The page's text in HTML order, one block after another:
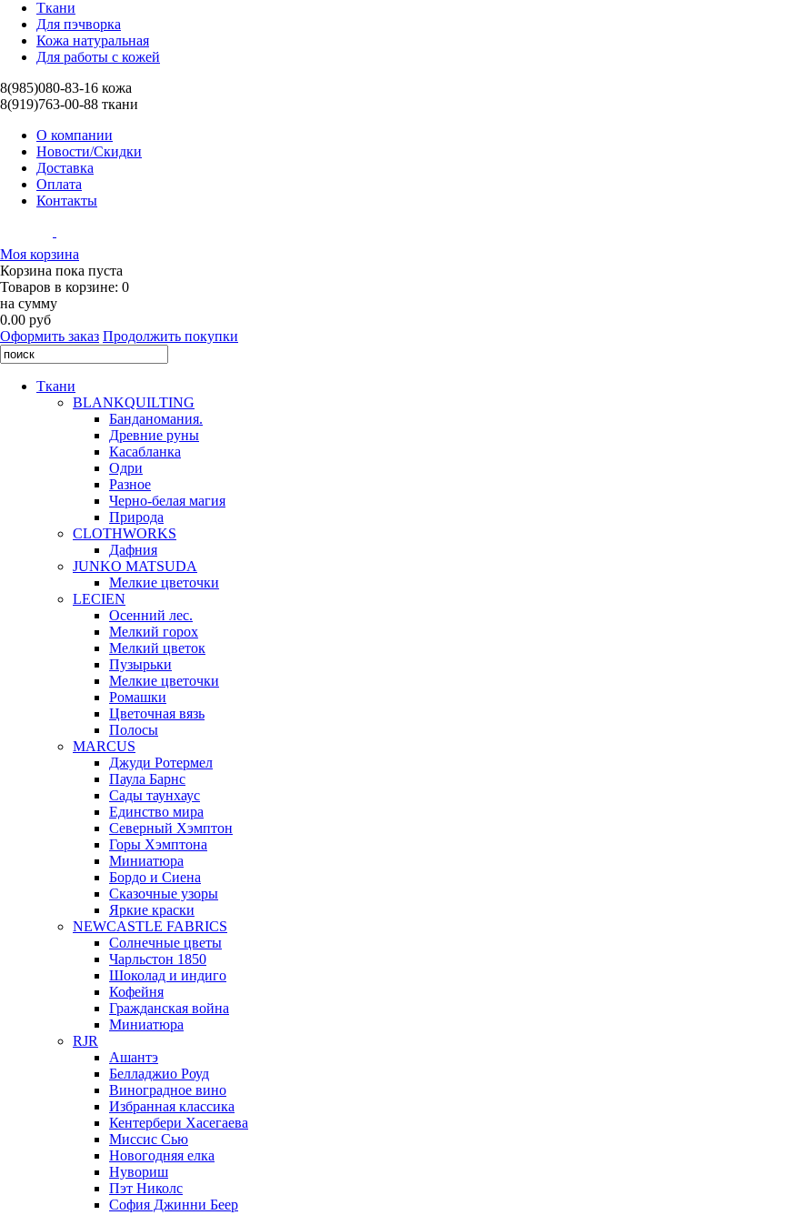
Ткани
Для пэчворка
Кожа натуральная
Для работы с кожей
8(985)080-83-16 кожа
8(919)763-00-88 ткани
О компании
Новости/Скидки
Доставка
Оплата
Контакты
Моя корзина
Корзина пока пуста
Товаров в корзине: 0
на сумму
0.00 руб
Оформить заказ Продолжить покупки
Ткани
BLANKQUILTING
Банданомания.
Древние руны
Касабланка
Одри
Разное
Черно-белая магия
Природа
CLOTHWORKS
Дафния
JUNKO MATSUDA
Мелкие цветочки
LECIEN
Осенний лес.
Мелкий горох
Мелкий цветок
Пузырьки
Мелкие цветочки
Ромашки
Цветочная вязь
Полосы
MARCUS
Джуди Ротермел
Паула Барнс
Сады таунхаус
Единство мира
Северный Хэмптон
Горы Хэмптона
Миниатюра
Бордо и Сиена
Сказочные узоры
Яркие краски
NEWCASTLE FABRICS
Солнечные цветы
Чарльстон 1850
Шоколад и индиго
Кофейня
Гражданская война
Миниатюра
RJR
Ашантэ
Белладжио Роуд
Виноградное вино
Избранная классика
Кентербери Хасегаева
Миссис Сью
Новогодняя елка
Нувориш
Пэт Николс
София Джинни Беер